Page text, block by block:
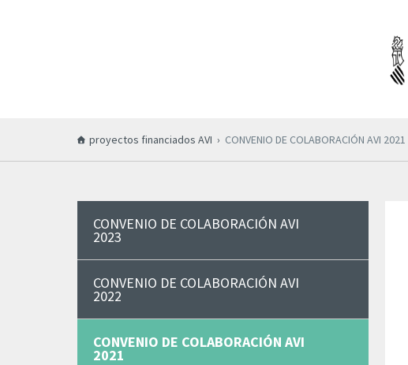
proyectos financiados AVI CONVENIO DE COLABORACIÓN AVI 2021
CONVENIO DE COLABORACIÓN AVI
2023
CONVENIO DE COLABORACIÓN AVI
2022
CONVENIO DE COLABORACIÓN AVI
2021